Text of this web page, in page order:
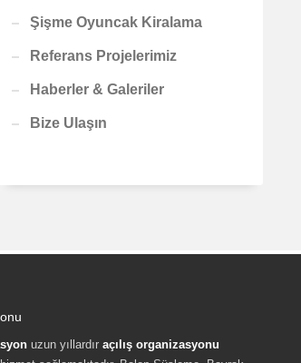
Şişme Oyuncak Kiralama
Referans Projelerimiz
Haberler & Galeriler
Bize Ulaşın
uzun yıllardır açılış organizasyonu